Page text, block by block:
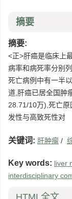
摘要
摘要:
<正>肝癌是临床上
病率和病死率分别
死亡病例中有一半
道,肝癌已居全国肿
28.71/10万),死亡
发性与高致死性对
关键词: 肝肿瘤 /
Key words: liver
interdisciplinary